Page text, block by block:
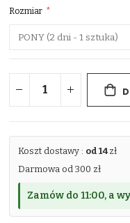
Rozmiar
Koszt dostawy : od 14zł
Darmowa od 300 zł
Zamów do 11:00, a